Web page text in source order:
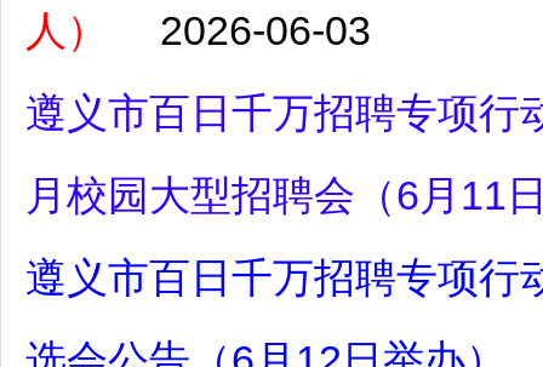
人）
2026-06-03
遵义市百日千万招聘专项行
月校园大型招聘会（6月11
遵义市百日千万招聘专项行